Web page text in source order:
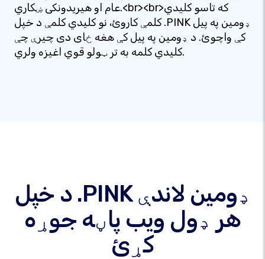
عام او هیریدونکی ښکاري.<br><br>که تاسو کلیدي
کلمې کاروئ، نو کلیدي کلمې د خپل .PINK ډومین په پیل
کې واچوئ. د ډومین په پیل کې هغه ځای دی چیرې چې
کلیدي کلمه به تر ټولو قوي اغیزه ولري.
د خپل .PINK ډومین لاندې
هر ډول ویب پاڼه جوړه
کړئ